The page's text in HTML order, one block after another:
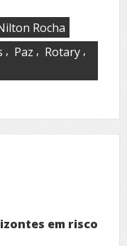
Rocha
, Paz , Rotary ,
em risco